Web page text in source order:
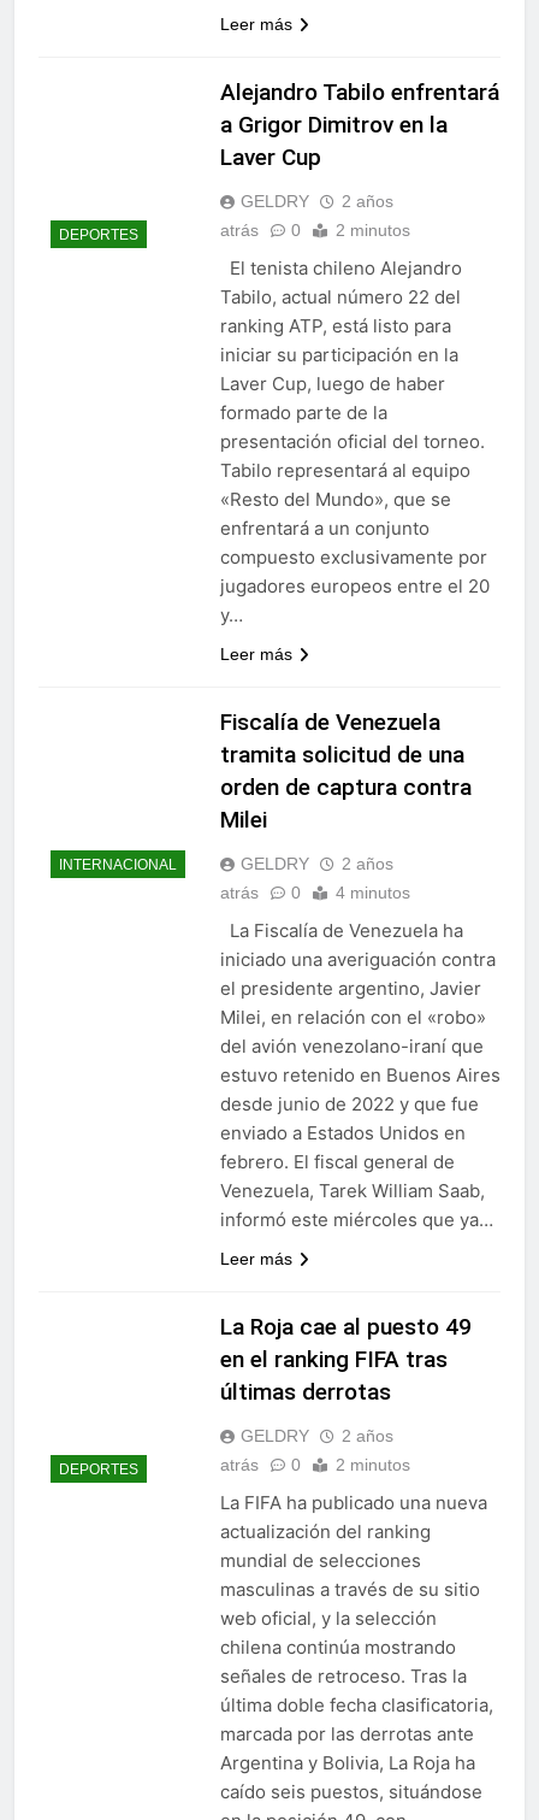
Leer más
DEPORTES
Alejandro Tabilo enfrentará
a Grigor Dimitrov en la
Laver Cup
GELDRY
2 años
atrás
0 2 minutos
El tenista chileno Alejandro
Tabilo, actual número 22 del
ranking ATP, está listo para
iniciar su participación en la
Laver Cup, luego de haber
formado parte de la
presentación oficial del torneo.
Tabilo representará al equipo
«Resto del Mundo», que se
enfrentará a un conjunto
compuesto exclusivamente por
jugadores europeos entre el 20
y…
Leer más
INTERNACIONAL
Fiscalía de Venezuela
tramita solicitud de una
orden de captura contra
Milei
GELDRY
2 años
atrás
0 4 minutos
La Fiscalía de Venezuela ha
iniciado una averiguación contra
el presidente argentino, Javier
Milei, en relación con el «robo»
del avión venezolano-iraní que
estuvo retenido en Buenos Aires
desde junio de 2022 y que fue
enviado a Estados Unidos en
febrero. El fiscal general de
Venezuela, Tarek William Saab,
informó este miércoles que ya…
Leer más
DEPORTES
La Roja cae al puesto 49
en el ranking FIFA tras
últimas derrotas
GELDRY
2 años
atrás
0 2 minutos
La FIFA ha publicado una nueva
actualización del ranking
mundial de selecciones
masculinas a través de su sitio
web oficial, y la selección
chilena continúa mostrando
señales de retroceso. Tras la
última doble fecha clasificatoria,
marcada por las derrotas ante
Argentina y Bolivia, La Roja ha
caído seis puestos, situándose